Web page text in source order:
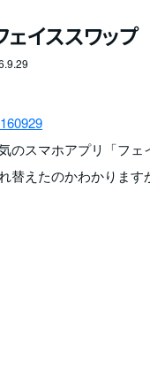
ェイススワップ
9.29
のスマホアプリ「フ
替えたのかわかります